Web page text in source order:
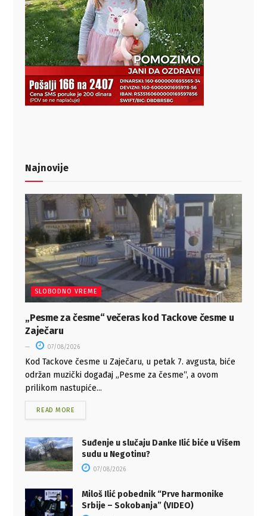
Najnovije
SLOBODNO VREME
„Pesme za česme“ večeras kod Tackove česme u
Zaječaru
07/08/2026
Kod Tackove česme u Zaječaru, u petak 7. avgusta, biće
održan muzički događaj „Pesme za česme“, a ovom
prilikom nastupiće...
READ MORE
Suđenje u slučaju Danke Ilić biće u Višem
sudu u Negotinu?
07/08/2026
Miloš Ilić pobednik “Prve harmonike
Srbije – Sokobanja” (VIDEO)